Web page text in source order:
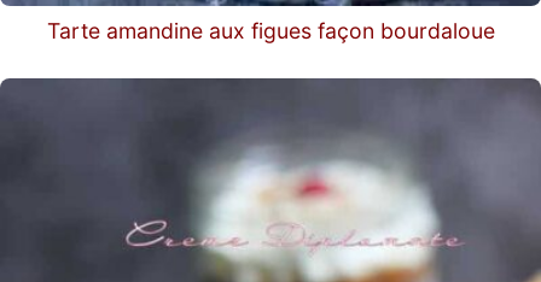
Tarte amandine aux figues façon bourdaloue